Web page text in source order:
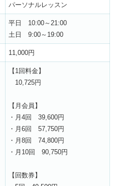
パーソナルレッスン
平日 10:00～21:00
土日 9:00～19:00
11,000円
【1回料金】
10,725円
【月会員】
・月4回 39,600円
・月6回 57,750円
・月8回 74,800円
・月10回 90,750円
【回数券】